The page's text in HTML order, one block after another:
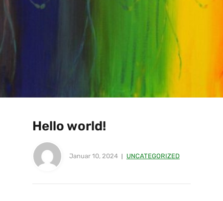
Hello world!
Januar 10, 2024 UNCATEGORIZED